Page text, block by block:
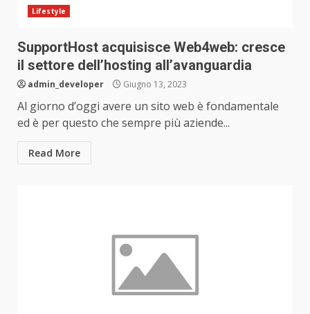
Lifestyle
SupportHost acquisisce Web4web: cresce
il settore dell’hosting all’avanguardia
admin_developer Giugno 13, 2023
Al giorno d’oggi avere un sito web è fondamentale
ed è per questo che sempre più aziende...
Read More